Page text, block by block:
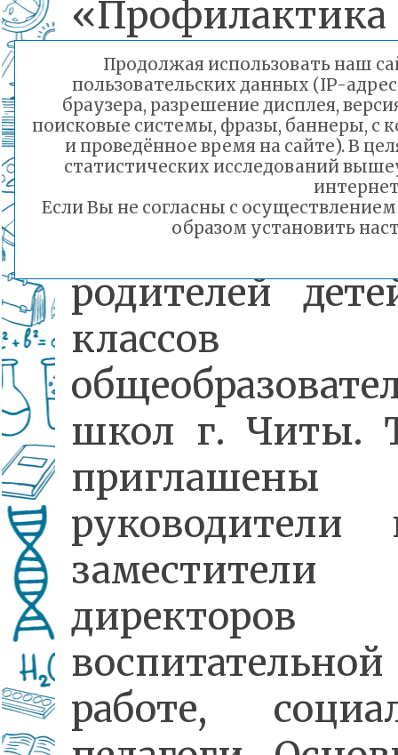
«Профилактика
деструктивных
молодежной
Мероприятие
родителей
классов
школ г. Читы.
приглашены
руководители
заместители
воспитательной
работе,
Продолжая использовать наш
пользовательских данных (IP-
браузера, разрешение дисплея,
поисковые системы, фразы, баннеры, с
и проведённое время на сайте). В
статистических исследований
Если Вы не согласны с
образом установить